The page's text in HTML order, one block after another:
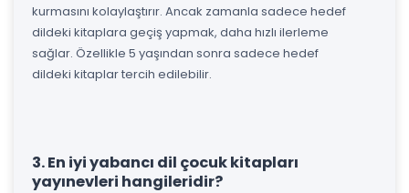
kurmasını kolaylaştırır. Ancak zamanla sadece hedef
dildeki kitaplara geçiş yapmak, daha hızlı ilerleme
sağlar. Özellikle 5 yaşından sonra sadece hedef
dildeki kitaplar tercih edilebilir.
3. En iyi yabancı dil çocuk kitapları
yayınevleri hangileridir?